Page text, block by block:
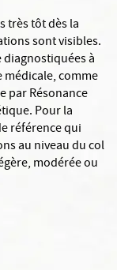
très tôt dès la
sont visibles.
diagnostiquées à
médicale, comme
par Résonance
Pour la
référence qui
au niveau du col
modérée ou